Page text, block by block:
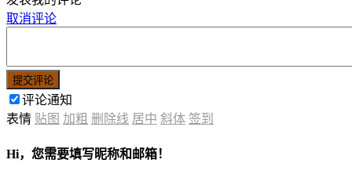
取消评论
提交评论
评论通知
表情 贴图 加粗 删除线 居中 斜体 签到
Hi，您需要填写昵称和邮箱！